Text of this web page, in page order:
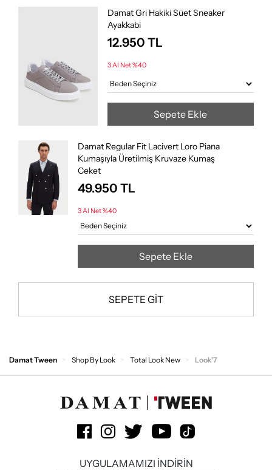
Damat Gri Hakiki Süet Sneaker
Ayakkabi
12.950 TL
3 Al Net %40
Sepete Ekle
Damat Regular Fit Lacivert Loro Piana
Kumaşıyla Üretilmiş Kruvaze Kumaş
Ceket
49.950 TL
3 Al Net %40
Sepete Ekle
SEPETE GİT
Damat Tween Shop By Look Total Look New Look'7
UYGULAMAMIZI İNDİRİN